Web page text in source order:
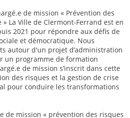
de mission « Prévention des
La Ville de Clermont-Ferrand est en
2021 pour répondre aux défis de
et démocratique. Nous
autour d'un projet d’administration
un programme de formation
de mission s’inscrit dans cette
des risques et la gestion de crise
pour conduire les transformations
de mission « prévention des risques